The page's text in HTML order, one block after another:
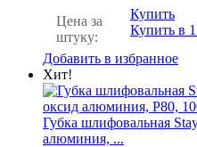
Цена за
штуку:
Купить
Купить в
Добавить в избранное
Хит!
Губка шлифовальная
алюминия, ...